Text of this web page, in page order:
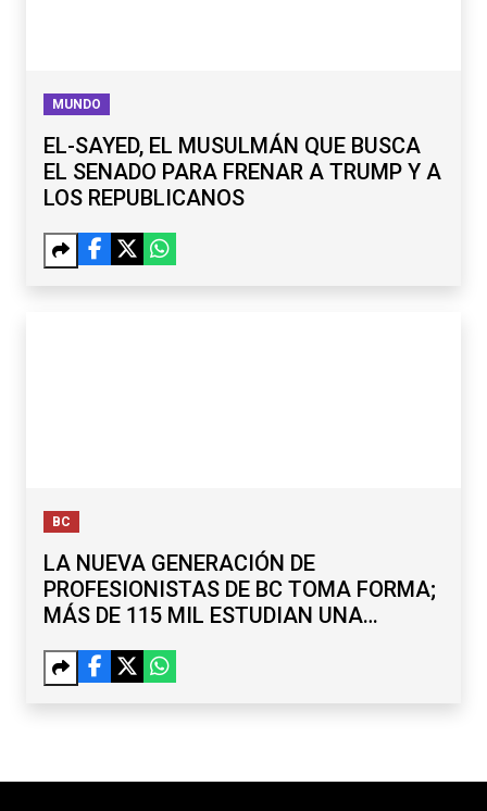
MUNDO
EL-SAYED, EL MUSULMÁN QUE BUSCA
EL SENADO PARA FRENAR A TRUMP Y A
LOS REPUBLICANOS
BC
LA NUEVA GENERACIÓN DE
PROFESIONISTAS DE BC TOMA FORMA;
MÁS DE 115 MIL ESTUDIAN UNA